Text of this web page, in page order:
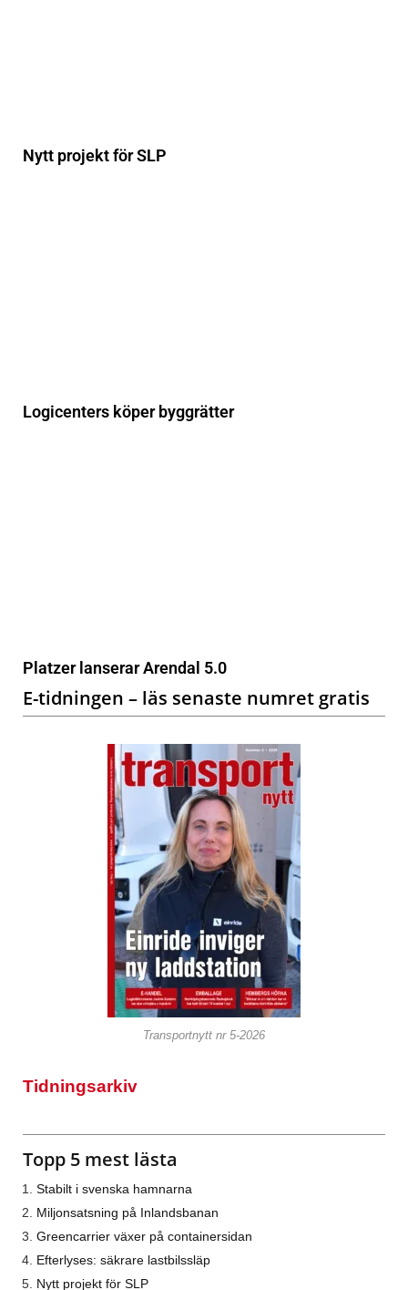
Nytt projekt för SLP
Logicenters köper byggrätter
Platzer lanserar Arendal 5.0
E-tidningen – läs senaste numret gratis
Transportnytt nr 5-2026
Tidningsarkiv
Topp 5 mest lästa
Stabilt i svenska hamnarna
Miljonsatsning på Inlandsbanan
Greencarrier växer på containersidan
Efterlyses: säkrare lastbilssläp
Nytt projekt för SLP